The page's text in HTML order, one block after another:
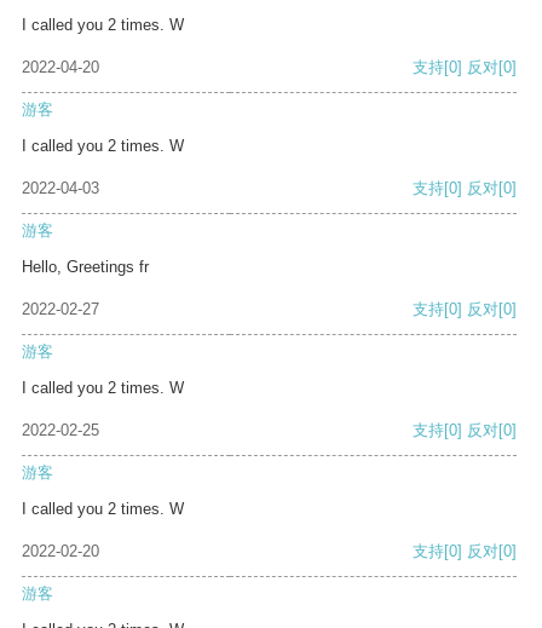
I called you 2 times. W
2022-04-20 支持[0] 反对[0]
游客
I called you 2 times. W
2022-04-03 支持[0] 反对[0]
游客
Hello, Greetings fr
2022-02-27 支持[0] 反对[0]
游客
I called you 2 times. W
2022-02-25 支持[0] 反对[0]
游客
I called you 2 times. W
2022-02-20 支持[0] 反对[0]
游客